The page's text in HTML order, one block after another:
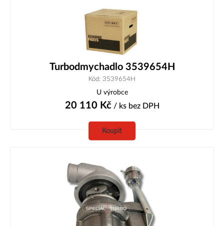
Turbodmychadlo 3539654H
Kód: 3539654H
U výrobce
20 110 Kč/ ks bez DPH
Koupit